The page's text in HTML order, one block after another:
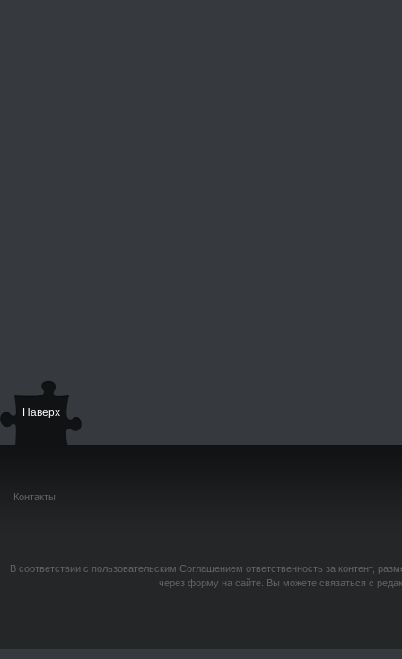
Наверх
Контакты
В соответствии с пользовательским Соглашением ответственность за контент,
через форму на сайте. Вы можете связаться с